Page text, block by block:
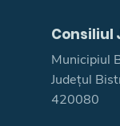
Consiliul
Municipiul
Județul
420080